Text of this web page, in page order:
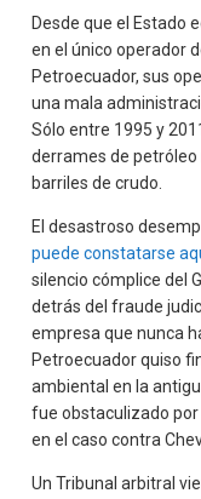
Desde que el Estado
en el único operador
Petroecuador, sus
una mala
Sólo entre 1995 y
derrames de
barriles de crudo.
El desastroso
puede constatarse
silencio cómplice del
detrás del fraude
empresa que nunca
Petroecuador quiso
ambiental en la
fue obstaculizado
en el caso contra
Un Tribunal arbitral